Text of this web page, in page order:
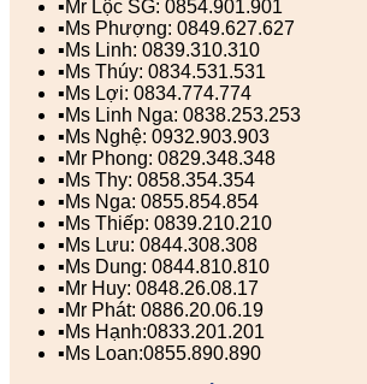
▪️Mr Lộc SG: 0854.901.901
▪️Ms Phượng: 0849.627.627
▪️Ms Linh: 0839.310.310
▪️Ms Thúy: 0834.531.531
▪️Ms Lợi: 0834.774.774
▪️Ms Linh Nga: 0838.253.253
▪️Ms Nghệ: 0932.903.903
▪️Mr Phong: 0829.348.348
▪️Ms Thy: 0858.354.354
▪️Ms Nga: 0855.854.854
▪️Ms Thiếp: 0839.210.210
▪️Ms Lưu: 0844.308.308
▪️Ms Dung: 0844.810.810
▪️Mr Huy: 0848.26.08.17
▪️Mr Phát: 0886.20.06.19
▪️Ms Hạnh:0833.201.201
▪️Ms Loan:0855.890.890